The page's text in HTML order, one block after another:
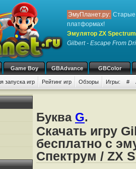
ЭмуПланет.ру: Старые
платформах!
Эмулятор ZX
Gilbert - Escape From
Game Boy GBAdvance GBColor
запуска игр Рейтинг игр Обзоры Игры: #
Буква G.
Скачать игру
бесплатно с
Спектрум / ZX